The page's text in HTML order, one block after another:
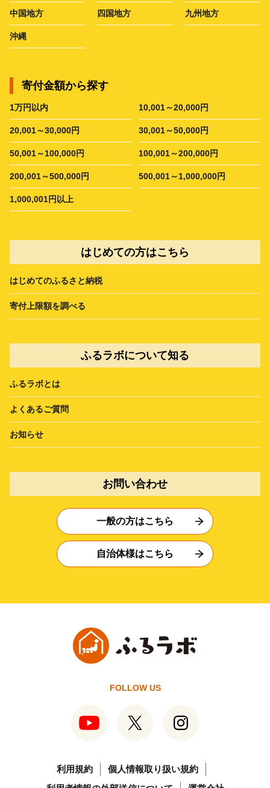
中国地方 四国地方 九州地方
沖縄
寄付金額から探す
1万円以内 10,001～20,000円
20,001～30,000円 30,001～50,000円
50,001～100,000円 100,001～200,000円
200,001～500,000円 500,001～1,000,000円
1,000,001円以上
はじめての方はこちら
はじめてのふるさと納税
寄付上限額を調べる
ふるラボについて知る
ふるラボとは
よくあるご質問
お知らせ
お問い合わせ
一般の方はこちら
自治体様はこちら
FOLLOW US
利用規約
個人情報取り扱い規約